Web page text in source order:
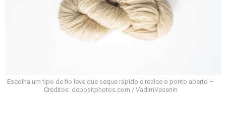
Escolha um tipo de fio leve que seque rápido e realce o ponto aberto –
Créditos: depositphotos.com / VadimVasenin